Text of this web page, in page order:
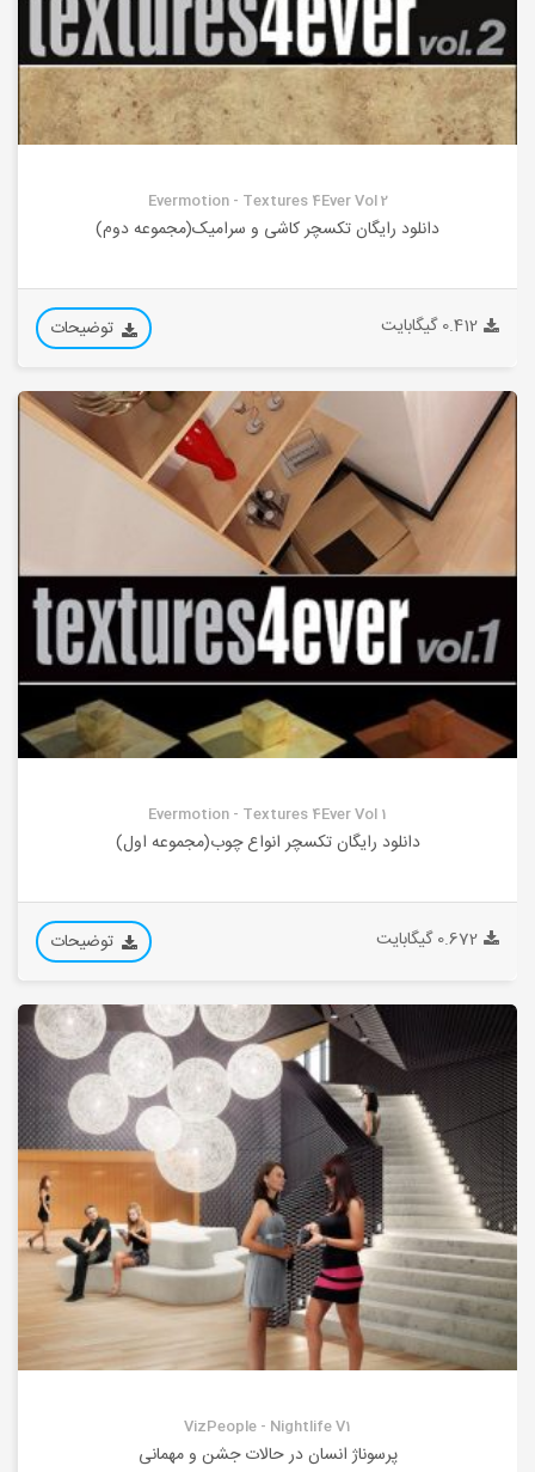
Evermotion - Textures 4Ever Vol 2
دانلود رایگان تکسچر کاشی و سرامیک(مجموعه دوم)
0.412 گیگابایت توضیحات
Evermotion - Textures 4Ever Vol 1
دانلود رایگان تکسچر انواع چوب(مجموعه اول)
0.672 گیگابایت توضیحات
VizPeople - Nightlife V1
پرسوناژ انسان در حالات جشن و مهمانی